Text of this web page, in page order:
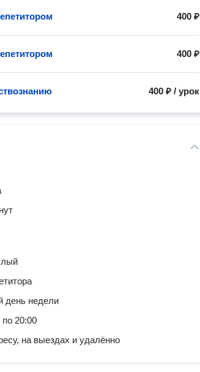
400 ₽
400 ₽
400 ₽ /урок
день недели
по 20:00
на выездах и удалённо